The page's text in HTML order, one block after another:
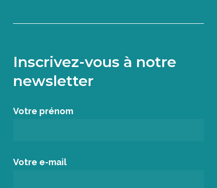
Inscrivez-vous à notre
newsletter
Votre prénom
Votre e-mail